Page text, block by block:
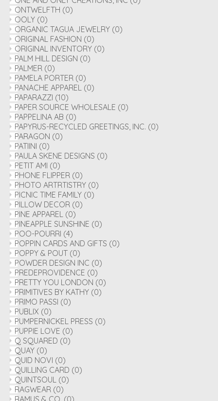
ONTWELFTH (0)
OOLY (0)
ORGANIC TAGUA JEWELRY (0)
ORIGINAL FASHION (0)
ORIGINAL INVENTORY (0)
PALM HILL DESIGN (0)
PALMER (0)
PAMELA PORTER (0)
PANACHE APPAREL (0)
PAPARAZZI (10)
PAPER SOURCE WHOLESALE (0)
PAPPELINA AB (0)
PAPYRUS-RECYCLED GREETINGS, INC. (0)
PARAGON (0)
PATIINI (0)
PAULA SKENE DESIGNS (0)
PETIT AMI (0)
PHONE FLIPPER (0)
PHOTO ARTRTISTRY (0)
PICNIC TIME FAMILY (0)
PILLOW DECOR (0)
PINE APPAREL (0)
PINEAPPLE SUNSHINE (0)
POO-POURRI (4)
POPPIN CARDS AND GIFTS (0)
POPPY & POUT (0)
POWDER DESIGN INC (0)
PREDEPROVIDENCE (0)
PRETTY YOU LONDON (0)
PRIMITIVES BY KATHY (0)
PRIMO PASSI (0)
PUBLIX (0)
PUMPERNICKEL PRESS (0)
PUPPIE LOVE (0)
Q SQUARED (0)
QUAY (0)
QUID NOVI (0)
QUILLING CARD (0)
QUINTSOUL (0)
RAGWEAR (0)